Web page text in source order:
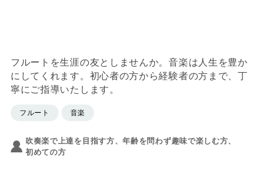
フルートを生涯の友としませんか。音楽は人生を豊か
にしてくれます。初心者の方から経験者の方まで、丁
寧にご指導いたします。
フルート 音楽
吹奏楽で上達を目指す方、年齢を問わず趣味で楽しむ方、
初めての方